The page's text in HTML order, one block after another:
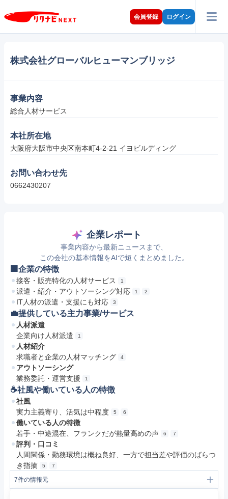
会員登録 ログイン
株式会社グローバルヒューマンブリッジ
事業内容
総合人材サービス
本社所在地
大阪府大阪市中央区南本町4-2-21 イヨビルディング
お問い合わせ先
0662430207
企業レポート
事業内容から最新ニュースまで、
この会社の基本情報をAIで短くまとめました。
🏢企業の特徴
接客・販売特化の人材サービス 1
派遣・紹介・アウトソーシング対応 1 2
IT人材の派遣・支援にも対応 3
💼提供している主力事業/サービス
人材派遣
企業向け人材派遣
1
人材紹介
求職者と企業の人材マッチング
4
アウトソーシング
業務委託・運営支援
1
☕️社風や働いている人の特徴
社風
実力主義寄り、活気は中程度
5 6
働いている人の特徴
若手・中途混在、フランクだが熱量高めの声
6 7
評判・口コミ
人間関係・勤務環境は概ね良好、一方で担当差や評価のばらつ
き指摘
5 7
7件の情報元